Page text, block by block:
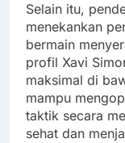
Selain itu,
menekankan
bermain
profil Xavi
maksimal di
mampu
taktik secara
sehat dan